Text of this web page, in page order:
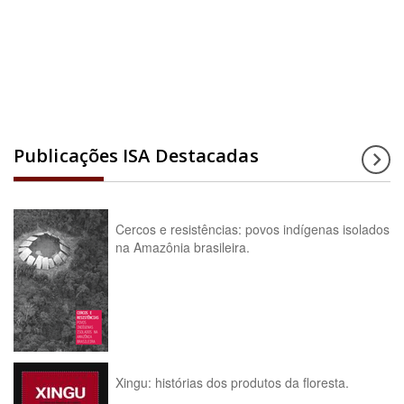
Publicações ISA Destacadas
Cercos e resistências: povos indígenas isolados
na Amazônia brasileira.
Xingu: histórias dos produtos da floresta.